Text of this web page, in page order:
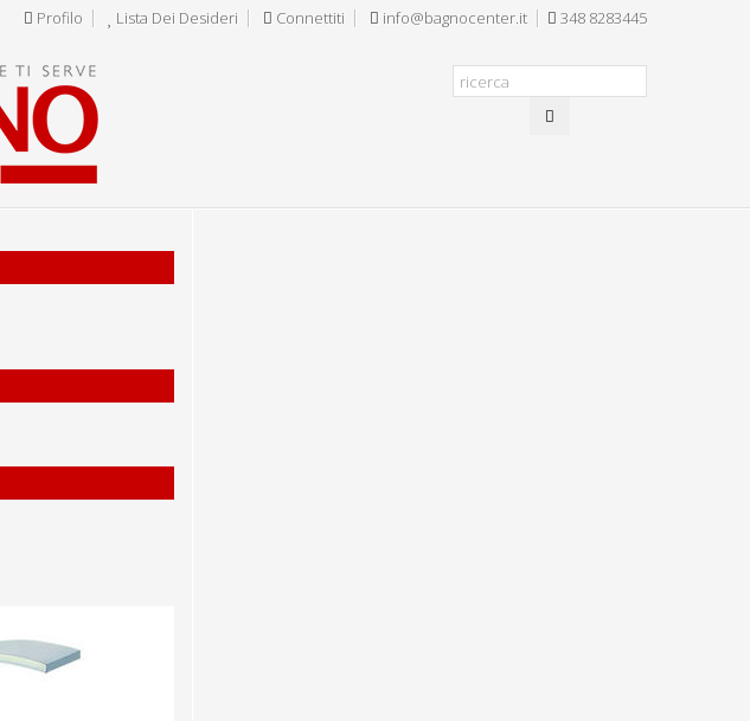
Profilo Lista Dei Desideri Connettiti info@bagnocenter.it 348 8283445